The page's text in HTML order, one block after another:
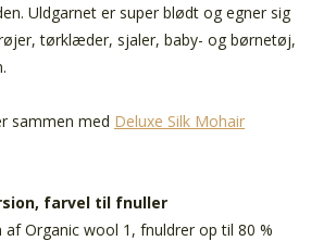
Uldgarnet er super blødt og egner sig
tørklæder, sjaler, baby- og børnetøj,
sammen med Deluxe Silk Mohair
farvel til fnuller
af Organic wool 1, fnuldrer op til 80 %